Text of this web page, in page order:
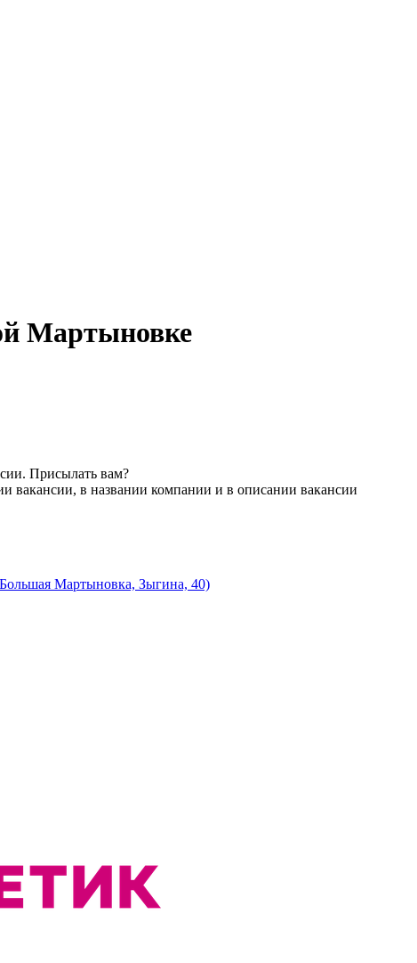
Мартыновке
Присылать вам?
вакансии, в названии компании и в описании вакансии
Мартыновка, Зыгина, 40)